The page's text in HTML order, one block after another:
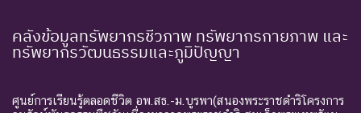
คลังข้อมูลทรัพยากรชีวภาพ ทรัพยากรกายภาพ และ
ทรัพยากรวัฒนธรรมและภูมิปัญญา
ศูนย์การเรียนรู้ตลอดชีวิต อพ.สธ.-ม.บูรพา(สนองพระราชดำริโครงการ